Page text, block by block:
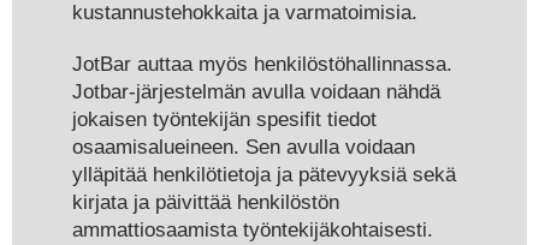
kustannustehokkaita ja varmatoimisia.
JotBar auttaa myös henkilöstöhallinnassa.
Jotbar-järjestelmän avulla voidaan nähdä
jokaisen työntekijän spesifit tiedot
osaamisalueineen. Sen avulla voidaan
ylläpitää henkilötietoja ja pätevyyksiä sekä
kirjata ja päivittää henkilöstön
ammattiosaamista työntekijäkohtaisesti.